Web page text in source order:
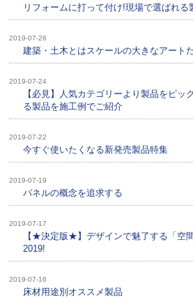
リフォームに打って付け!現場で選ばれる
2019-07-26
建築・土木とはスケールの大きなアート
2019-07-24
【必見】人気カテゴリーより製品をピッ
る製品を施工例でご紹介
2019-07-22
今すぐ使いたくなる新発売製品特集
2019-07-19
パネルの概念を追求する
2019-07-17
【★決定版★】デザインで魅了する「空
2019!
2019-07-16
床材用途別オススメ製品